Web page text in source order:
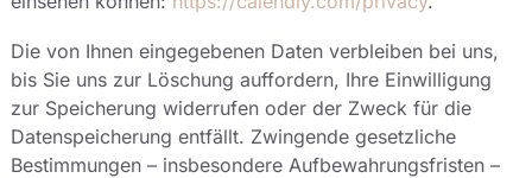
Die von Ihnen eingegebenen Daten verbleiben bei uns,
bis Sie uns zur Löschung auffordern, Ihre Einwilligung
zur Speicherung widerrufen oder der Zweck für die
Datenspeicherung entfällt. Zwingende gesetzliche
Bestimmungen – insbesondere Aufbewahrungsfristen –